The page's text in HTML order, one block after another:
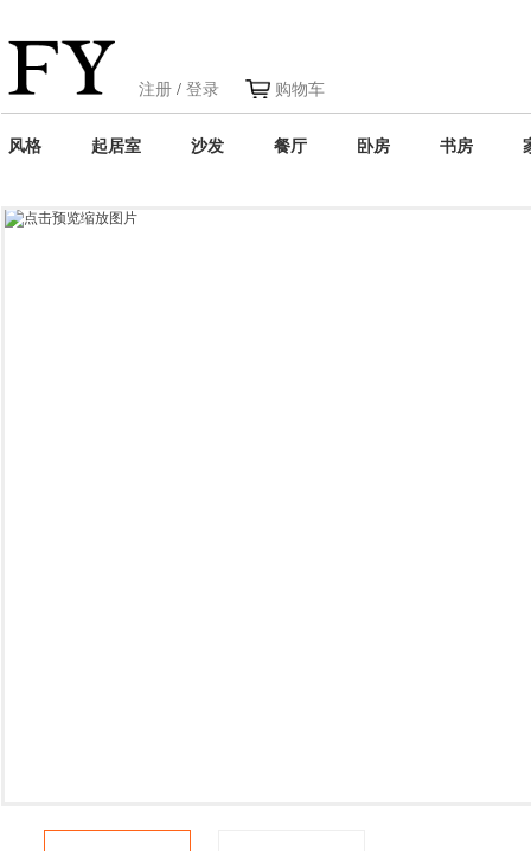
注册 / 登录 购物车
风格 起居室 沙发 餐厅 卧房 书房